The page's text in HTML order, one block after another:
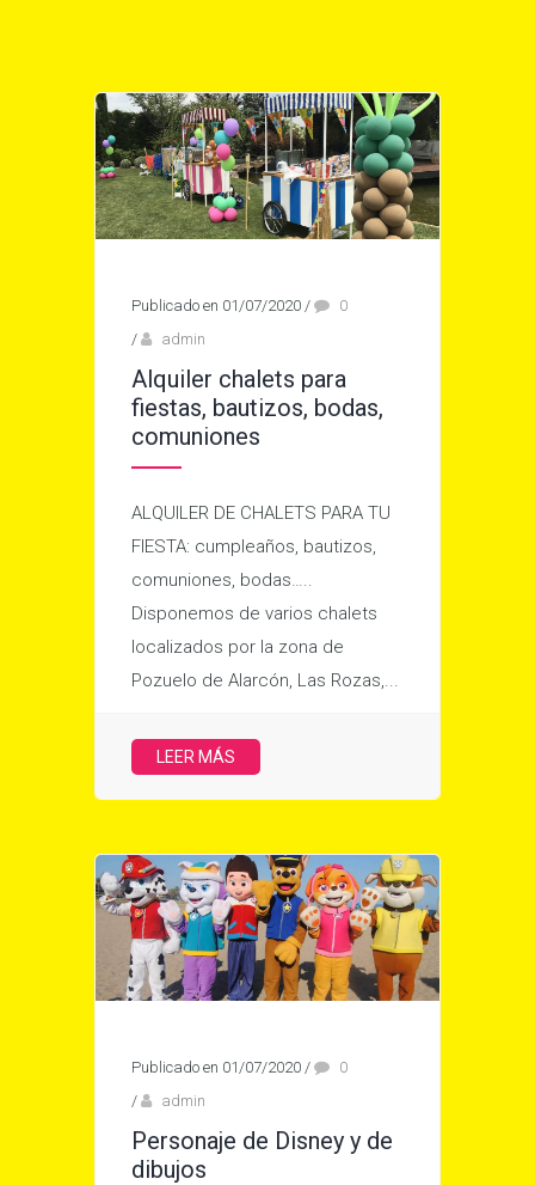
Publicado en 01/07/2020 /
0
/
admin
Alquiler chalets para
fiestas, bautizos, bodas,
comuniones
ALQUILER DE CHALETS PARA TU
FIESTA: cumpleaños, bautizos,
comuniones, bodas…..
Disponemos de varios chalets
localizados por la zona de
Pozuelo de Alarcón, Las Rozas,...
LEER MÁS
Publicado en 01/07/2020 /
0
/
admin
Personaje de Disney y de
dibujos